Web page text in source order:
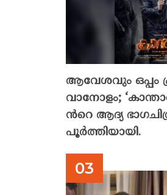
ആവേശവും ഒപ്പം
വാനോളം;
ൻറെ ആദ്യ
പൂർത്തിയായി.